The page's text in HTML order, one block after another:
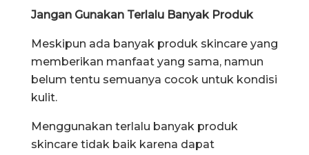
Jangan Gunakan Terlalu Banyak Produk
Meskipun ada banyak produk skincare yang
memberikan manfaat yang sama, namun
belum tentu semuanya cocok untuk kondisi
kulit.
Menggunakan terlalu banyak produk
skincare tidak baik karena dapat